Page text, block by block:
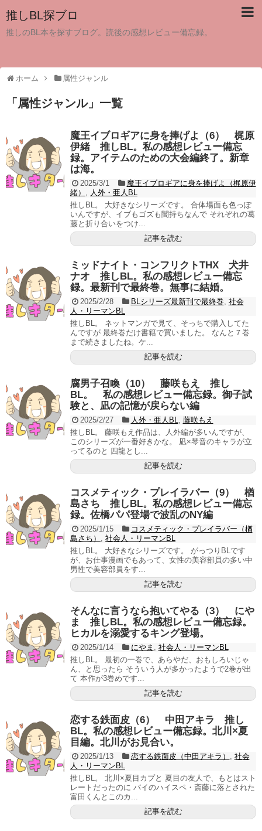
推しBL探ブロ
推しのBL本を探すブログ。読後の感想レビュー備忘録。
ホーム 属性ジャンル
「 属性ジャンル」 一覧
魔王イブロギアに身を捧げよ（6） 梶原
伊緒 推しBL。私の感想レビュー備忘
録。アイテムのための大会編終了。新章
は海。
2025/3/1
魔王イブロギアに身を捧げよ（梶原伊
緒） , 人外・亜人BL
推しBL。 大好きなシリーズです。 合体場面も色っぽ
いんですが、イブもゴズも闇持ちなんで それぞれの葛
藤と折り合いをつけ...
記事を読む
ミッドナイト・コンフリクトTHX 犬井
ナオ 推しBL。私の感想レビュー備忘
録。最新刊で最終巻。無事に結婚。
2025/2/28 BLシリーズ最新刊で最終巻, 社会
人・リーマンBL
推しBL。 ネットマンガで見て、そっちで購入してた
んですが 最終巻だけ書籍で買いました。 なんと７巻
まで続きましたね。ケ...
記事を読む
腐男子召喚（10） 藤咲もえ 推し
BL。 私の感想レビュー備忘録。御子試
験と、凪の記憶が戻らない編
2025/2/27 人外・亜人BL, 藤咲もえ
推しBL。 藤咲もえ作品は、人外編が多いんですが、
このシリーズが一番好きかな。 凪×琴音のキャラが立
ってるのと 四龍とし...
記事を読む
コスメティック・プレイラバー（9） 楢
島さち 推しBL。私の感想レビュー備忘
録。佐橋パパ登場で波乱のNY編
2025/1/15
コスメティック・プレイラバー（楢
島さち） , 社会人・リーマンBL
推しBL。 大好きなシリーズです。 がっつりBLです
が、お仕事漫画でもあって、女性の美容部員の多い中
男性で美容部員をす...
記事を読む
そんなに言うなら抱いてやる（3） にや
ま 推しBL。私の感想レビュー備忘録。
ヒカルを溺愛するキング登場。
2025/1/14 にやま , 社会人・リーマンBL
推しBL。 最初の一巻で、あらやだ、おもしろいじゃ
ん、と思ったら そういう人が多かったようで2巻が出
て 本作が3巻めです...
記事を読む
恋する鉄面皮（6） 中田アキラ 推し
BL。私の感想レビュー備忘録。北川×夏
目編。北川がお見合い。
2025/1/13 恋する鉄面皮（中田アキラ） , 社会
人・リーマンBL
推しBL。 北川×夏目カプと 夏目の友人で、もとはスト
レートだったのに バイのハイスペ・斎藤に落とされた
富田くんとこのカ...
記事を読む